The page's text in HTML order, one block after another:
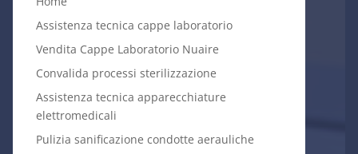
Assistenza tecnica cappe laboratorio
Vendita Cappe Laboratorio Nuaire
Convalida processi sterilizzazione
Assistenza tecnica apparecchiature
elettromedicali
Pulizia sanificazione condotte aerauliche